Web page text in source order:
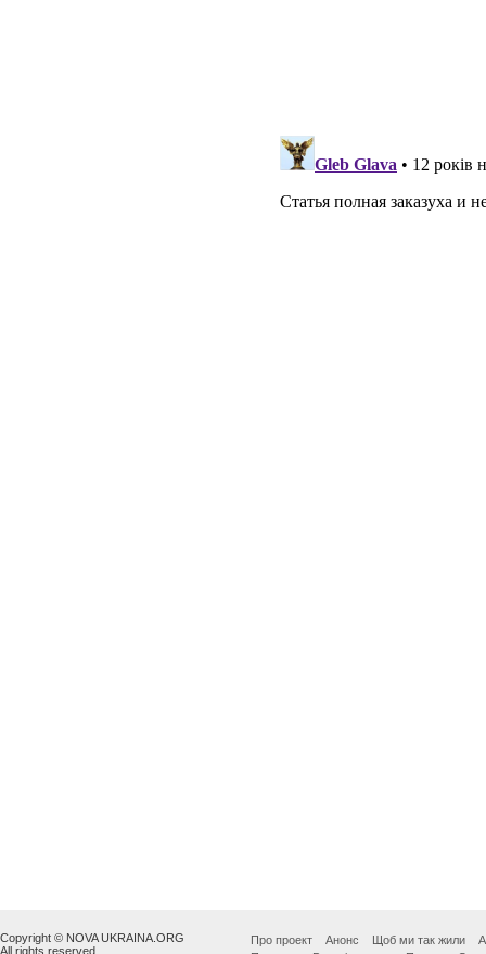
Copyright © NOVA UKRAINA.ORG
All rights reserved.
Про проект Анонс Щоб ми так жили